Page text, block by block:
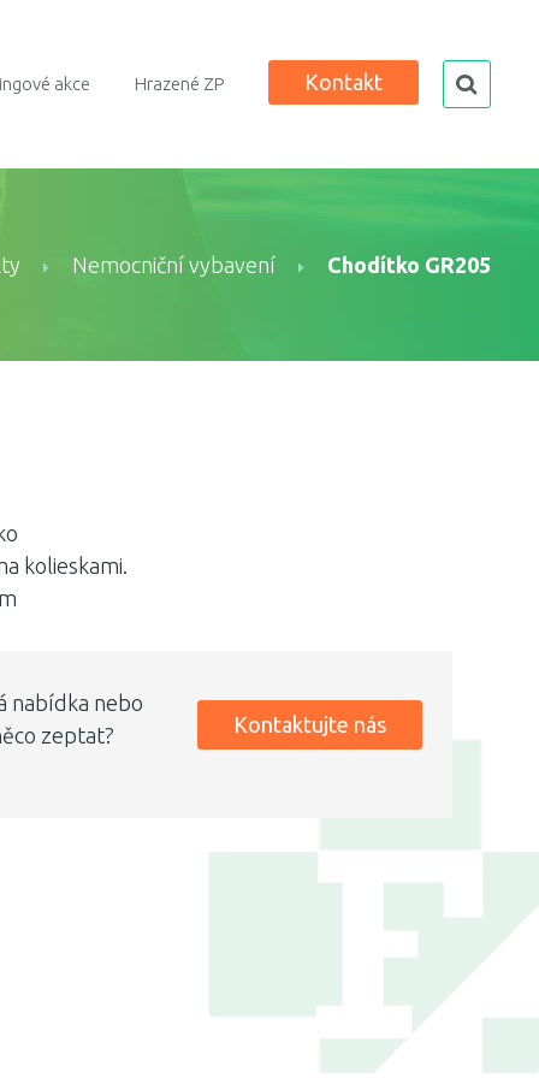
search
Kontakt
akce Hrazené ZP
Nemocniční vybavení Chodítko GR205
kolieskami.
nabídka nebo
zeptat?
Kontaktujte nás